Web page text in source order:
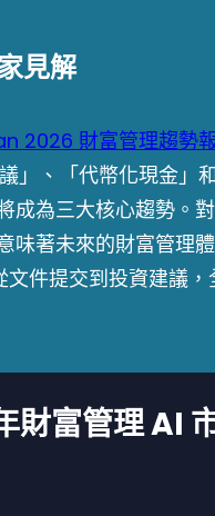
見解
2026 財富管理趨勢
」、「代幣化現金」
成為三大核心趨勢。對
味著未來的財富管理體
件提交到投資建議，
富管理 AI